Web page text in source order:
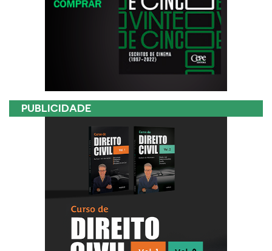
PUBLICIDADE